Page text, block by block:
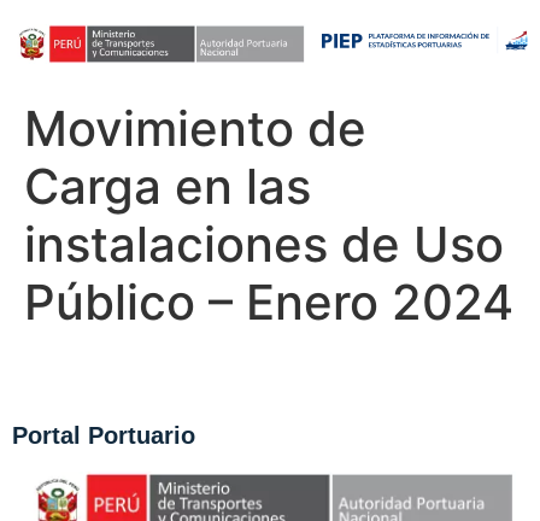
Movimiento de
Carga en las
instalaciones de Uso
Público – Enero 2024
Portal Portuario